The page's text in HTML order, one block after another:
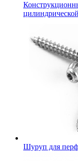
Шуруп для